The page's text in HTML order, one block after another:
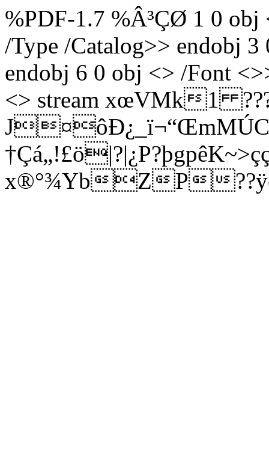
%PDF-1.7 %Â³ÇØ 1 0 obj
/Type /Catalog>> endobj
endobj 6 0 obj <> /Font
<> stream xœ­VMk1
x®°¾YbZP